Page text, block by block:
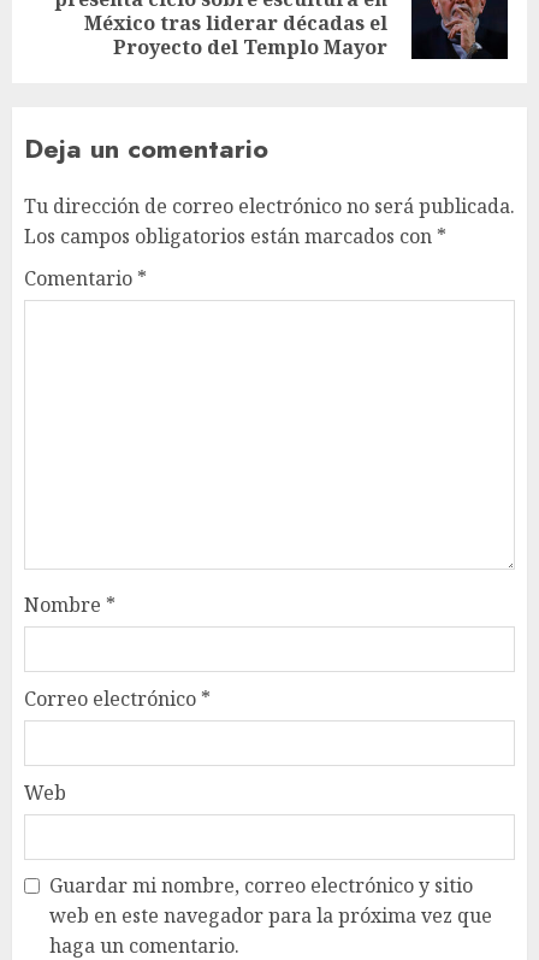
México tras liderar décadas el
Proyecto del Templo Mayor
Deja un comentario
Tu dirección de correo electrónico no será publicada.
Los campos obligatorios están marcados con *
Comentario *
Nombre *
Correo electrónico *
Web
Guardar mi nombre, correo electrónico y sitio
web en este navegador para la próxima vez que
haga un comentario.